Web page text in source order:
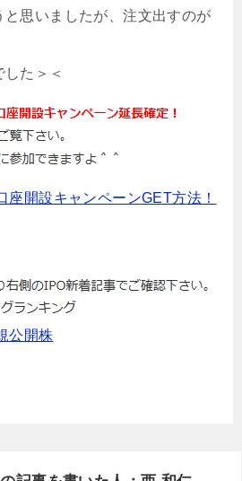
思いましたが、注文出すのが
た＞＜
座開設キャンペーンGET方法！
公開株